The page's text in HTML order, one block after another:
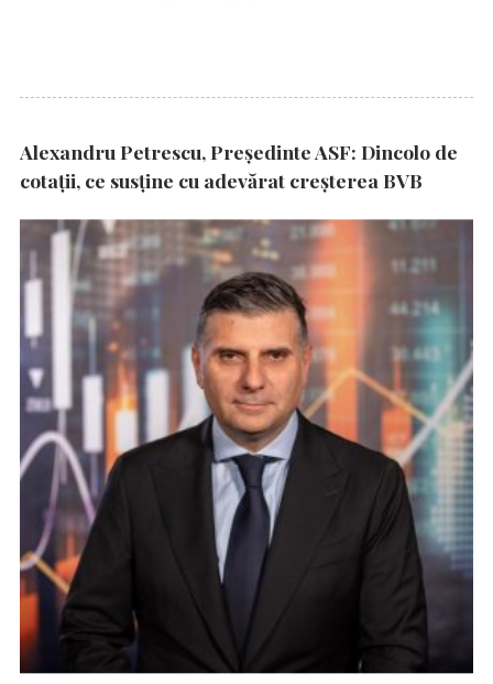
Alexandru Petrescu, Președinte ASF: Dincolo de
cotații, ce susține cu adevărat creșterea BVB